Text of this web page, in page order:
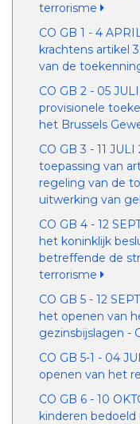
terrorisme
CO GB 1 - 4
krachtens artikel
van de
CO GB 2 - 05
provisionele
het Brussels
CO GB 3 - 11
toepassing van
regeling van de
uitwerking van
CO GB 4 - 12
het koninklijk
betreffende de
terrorisme
CO GB 5 - 12
het openen van
gezinsbijslagen -
CO GB 5-1 - 04
openen van het
CO GB 6 - 10
kinderen bedoeld